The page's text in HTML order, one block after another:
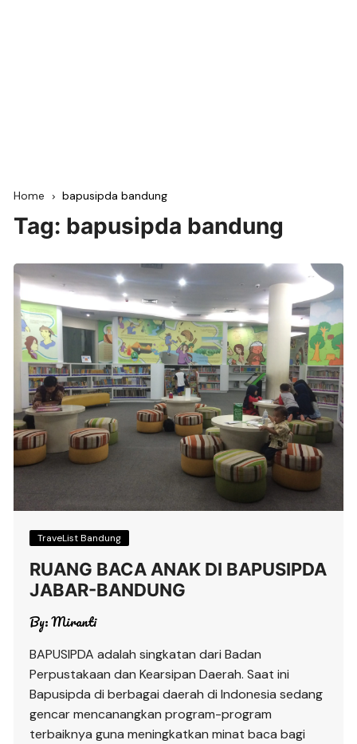
Home bapusipda bandung
Tag: bapusipda bandung
TraveList Bandung
RUANG BACA ANAK DI BAPUSIPDA
JABAR-BANDUNG
By:Miranti
BAPUSIPDA adalah singkatan dari Badan
Perpustakaan dan Kearsipan Daerah. Saat ini
Bapusipda di berbagai daerah di Indonesia sedang
gencar mencanangkan program-program
terbaiknya guna meningkatkan minat baca bagi